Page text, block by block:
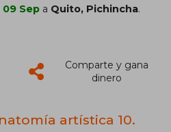
09 Sep a Quito, Pichincha.
Comparte y gana
dinero
artística 10.